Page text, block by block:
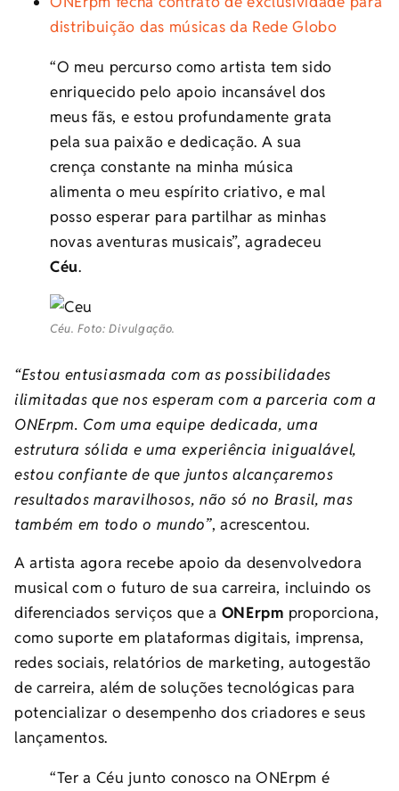
distribuição das músicas da Rede Globo
“O meu percurso como artista tem sido
enriquecido pelo apoio incansável dos
meus fãs, e estou profundamente grata
pela sua paixão e dedicação. A sua
crença constante na minha música
alimenta o meu espírito criativo, e mal
posso esperar para partilhar as minhas
novas aventuras musicais”, agradeceu
Céu.
Céu. Foto: Divulgação.
“Estou entusiasmada com as possibilidades
ilimitadas que nos esperam com a parceria com a
ONErpm. Com uma equipe dedicada, uma
estrutura sólida e uma experiência inigualável,
estou confiante de que juntos alcançaremos
resultados maravilhosos, não só no Brasil, mas
também em todo o mundo”, acrescentou.
A artista agora recebe apoio da desenvolvedora
musical com o futuro de sua carreira, incluindo os
diferenciados serviços que a ONErpm proporciona,
como suporte em plataformas digitais, imprensa,
redes sociais, relatórios de marketing, autogestão
de carreira, além de soluções tecnológicas para
potencializar o desempenho dos criadores e seus
lançamentos.
“Ter a Céu junto conosco na ONErpm é